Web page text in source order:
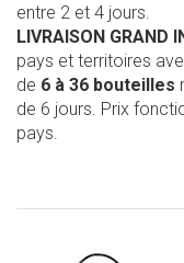
entre 2 et 4 jours.
LIVRAISON GRAND
pays et territoires
de 6 à 36 bouteilles
de 6 jours. Prix
pays.